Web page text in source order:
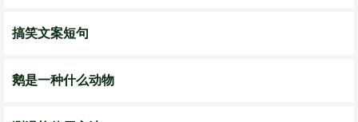
搞笑文案短句
鹅是一种什么动物